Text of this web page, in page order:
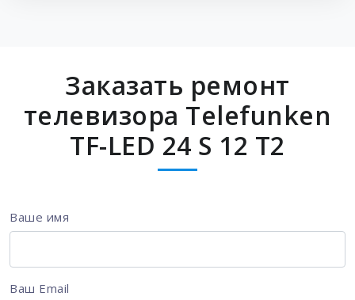
Заказать ремонт
телевизора Telefunken
TF-LED 24 S 12 T2
Ваше имя
Ваш Email